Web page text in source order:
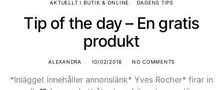
AKTUELLT I BUTIK & ONLINE DAGENS TIPS
Tip of the day – En gratis
produkt
ALEXANDRA 10/02/2016 NO COMMENTS
*Inlägget innehåller annonslänk* Yves Rocher* firar in